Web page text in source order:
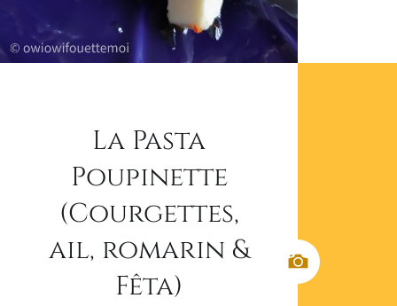
La Pasta
Poupinette
(Courgettes,
ail, romarin &
Fêta)